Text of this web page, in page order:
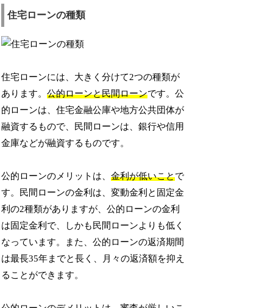
住宅ローンの種類
住宅ローンには、大きく分けて2つの種類が
あります。公的ローンと民間ローンです。公
的ローンは、住宅金融公庫や地方公共団体が
融資するもので、民間ローンは、銀行や信用
金庫などが融資するものです。
公的ローンのメリットは、金利が低いことで
す。民間ローンの金利は、変動金利と固定金
利の2種類がありますが、公的ローンの金利
は固定金利で、しかも民間ローンよりも低く
なっています。また、公的ローンの返済期間
は最長35年までと長く、月々の返済額を抑え
ることができます。